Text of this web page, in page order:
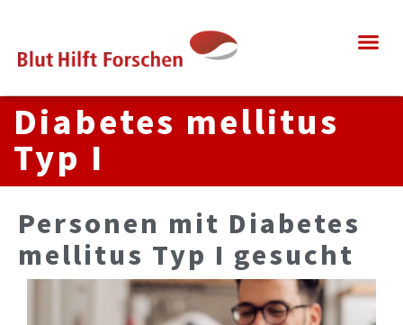
Dia­be­tes mel­li­tus
Typ I
Per­so­nen mit Dia­be­tes
mel­li­tus Typ I ge­sucht